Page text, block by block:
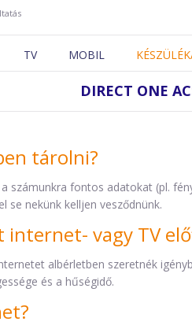
TV MOBIL
DIRECT ONE
tárolni?
számunkra fontos adatokat (pl.
se nekünk kelljen vesződnünk.
vagy TV
albérletben szeretnék
és a hűségidő.